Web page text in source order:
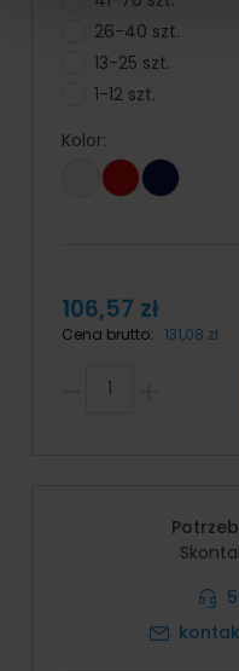
26-40 szt.
13-25 szt.
1-12 szt.
Kolor:
106,57 zł
Cena brutto: 131,08 zł